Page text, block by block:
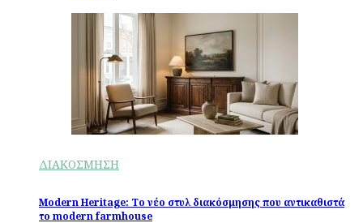
ΔΙΑΚΟΣΜΗΣΗ
Modern Heritage: Το νέο στυλ διακόσμησης που αντικαθιστά
το modern farmhouse